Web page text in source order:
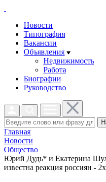
Новости
Типография
Вакансии
Объявления
Недвижимость
Работа
Биографии
Руководство
Главная
Новости
Общество
Юрий Дудь* и Екатерина
известна реакция россиян -